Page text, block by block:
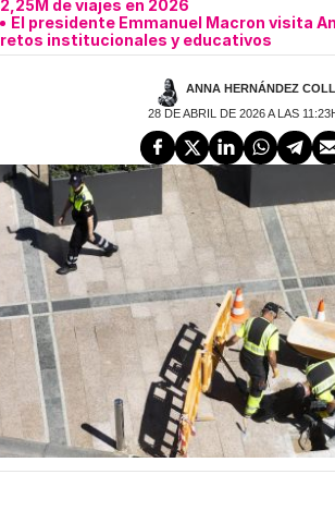
2,25M de viajes en 2026
El presidente Emmanuel Macron visita
retos institucionales y educativos
ANNA HERNÁNDEZ COLL
28 DE ABRIL DE 2026 A LAS